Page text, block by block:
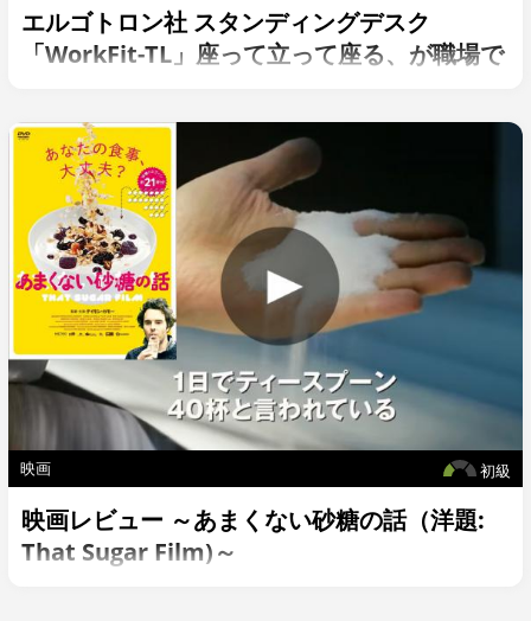
エルゴトロン社 スタンディングデスク
「WorkFit-TL」座って立って座る、が職場で
初級
映画
映画レビュー ～あまくない砂糖の話（洋題:
That Sugar Film)～